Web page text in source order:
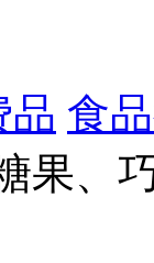
品 食
果、